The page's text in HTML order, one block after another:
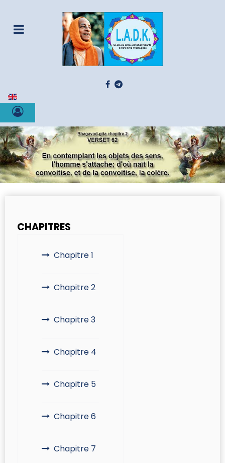
Sélectionnez votre langue
CHAPITRES
Chapitre 1
Chapitre 2
Chapitre 3
Chapitre 4
Chapitre 5
Chapitre 6
Chapitre 7